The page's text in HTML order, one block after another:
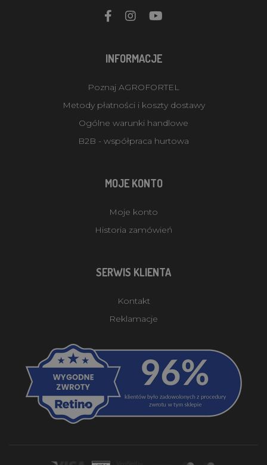
INFORMACJE
Poznaj AGROFORTEL
Metody płatności i koszty dostawy
Ogólne warunki handlowe
B2B - współpraca hurtowa
MOJE KONTO
Moje konto
Historia zamówień
SERWIS KLIENTA
Kontakt
Reklamacje